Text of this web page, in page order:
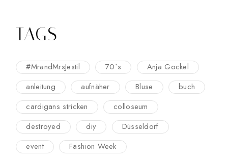
TAGS
#MrandMrsJestil 70`s
Anja Gockel
anleitung
aufnäher Bluse
buch
cardigans stricken
colloseum
destroyed
diy
Düsseldorf
event
Fashion Week